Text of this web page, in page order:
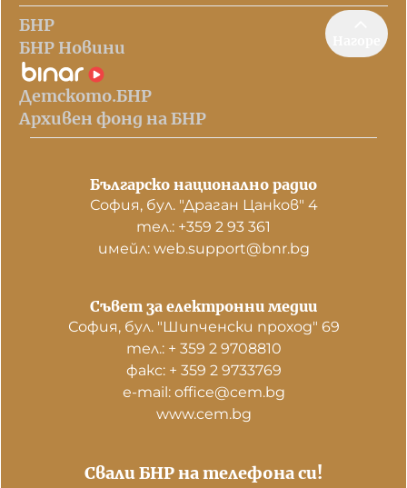
БНР
БНР Новини
Детското.БНР
Архивен фонд на БНР
Българско национално радио
София, бул. "Драган Цанков" 4
тел.: +359 2 93 361
имейл: web.support@bnr.bg
Свали БНР на телефона си!
Съвет за електронни медии
София, бул. "Шипченски проход" 69
тел.: + 359 2 9708810
факс: + 359 2 9733769
е-mail: office@cem.bg
www.cem.bg